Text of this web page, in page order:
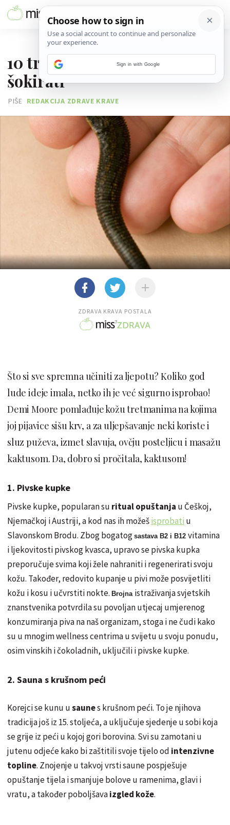
10 tretmana koji će te
šokirati
PIŠE REDAKCIJA ZDRAVE KRAVE
ZDRAVA KRAVA POSTALA
Što si sve spremna učiniti za ljepotu? Koliko god
lude ideje imala, netko ih je već sigurno isprobao!
Demi Moore pomlađuje kožu tretmanima na kojima
joj pijavice sišu krv, a za uljepšavanje neki koriste i
sluz puževa, izmet slavuja, ovčju posteljicu i masažu
kaktusom. Da, dobro si pročitala, kaktusom!
1. Pivske kupke
Pivske kupke, popularan su ritual opuštanja u Češkoj,
Njemačkoj i Austriji, a kod nas ih možešisprobati u
Slavonskom Brodu. Zbog bogatog sastava B2 i B12 vitamina
i ljekovitosti pivskog kvasca, upravo se pivska kupka
preporučuje svima koji žele nahraniti i regenerirati svoju
kožu. Također, redovito kupanje u pivi može posvijetliti
kožu i kosu i učvrstiti nokte. Brojna istraživanja svjetskih
znanstvenika potvrdila su povoljan utjecaj umjerenog
konzumiranja piva na naš organizam, stoga i ne čudi kako
su u mnogim wellness centrima u svijetu u svoju ponudu,
osim vinskih i čokoladnih, uključili i pivske kupke.
2. Sauna s krušnom peći
Korejci se kunu usaunes krušnom peći. To je njihova
tradicija još iz 15. stoljeća, a uključuje sjedenje u sobi koja
se grije iz peći u kojoj gori borovina. Svi su zamotani u
jutenu odjeće kako bi zaštitili svoje tijelo od intenzivne
topline. Znojenje u takvoj vrsti saune pospješuje
opuštanje tijela i smanjuje bolove u ramenima, glavi i
vratu, a također poboljšavaizgled kože.
Sign in with Google